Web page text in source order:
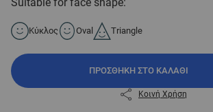
Κύκλος Oval Triangle
ΠΡΟΣΘΉΚΗ ΣΤΟ ΚΑΛΆΘΙ
Κοινή Χρήση